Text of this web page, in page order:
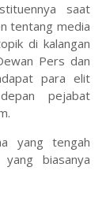
saat
tentang media
di kalangan
Pers dan
para elit
pejabat
yang tengah
biasanya